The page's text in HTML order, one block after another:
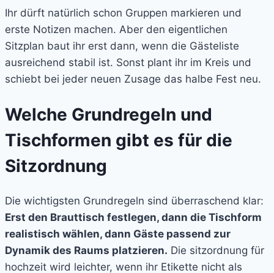
Ihr dürft natürlich schon Gruppen markieren und
erste Notizen machen. Aber den eigentlichen
Sitzplan baut ihr erst dann, wenn die Gästeliste
ausreichend stabil ist. Sonst plant ihr im Kreis und
schiebt bei jeder neuen Zusage das halbe Fest neu.
Welche Grundregeln und
Tischformen gibt es für die
Sitzordnung
Die wichtigsten Grundregeln sind überraschend klar:
Erst den Brauttisch festlegen, dann die Tischform
realistisch wählen, dann Gäste passend zur
Dynamik des Raums platzieren. Die sitzordnung für
hochzeit wird leichter, wenn ihr Etikette nicht als